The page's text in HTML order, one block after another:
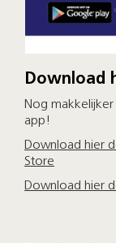
Download
Nog
app!
Download hier
Store
Download hier